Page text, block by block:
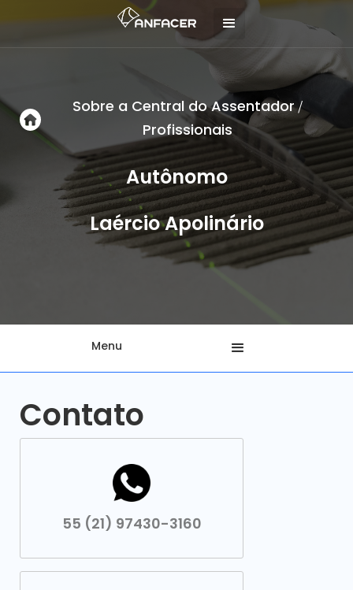
Sobre a Central do Assentador/
Profissionais
Autônomo
Laércio Apolinário
Menu
Contato
55 (21) 97430-3160